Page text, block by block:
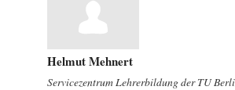
Helmut Mehnert
Servicezentrum Lehrerbildung der TU